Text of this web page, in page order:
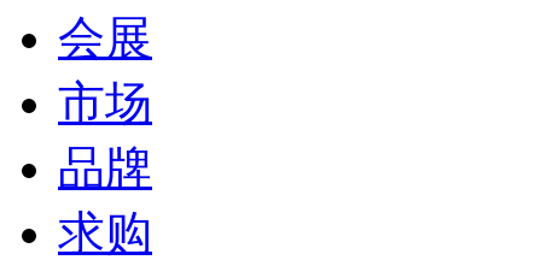
会展
市场
品牌
求购